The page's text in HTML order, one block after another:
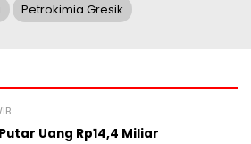
Petrokimia Gresik
Uang Rp14,4 Miliar